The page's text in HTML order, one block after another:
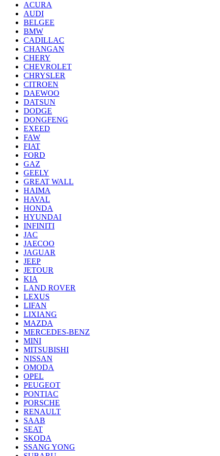
ACURA
AUDI
BELGEE
BMW
CADILLAC
CHANGAN
CHERY
CHEVROLET
CHRYSLER
CITROEN
DAEWOO
DATSUN
DODGE
DONGFENG
EXEED
FAW
FIAT
FORD
GAZ
GEELY
GREAT WALL
HAIMA
HAVAL
HONDA
HYUNDAI
INFINITI
JAC
JAECOO
JAGUAR
JEEP
JETOUR
KIA
LAND ROVER
LEXUS
LIFAN
LIXIANG
MAZDA
MERCEDES-BENZ
MINI
MITSUBISHI
NISSAN
OMODA
OPEL
PEUGEOT
PONTIAC
PORSCHE
RENAULT
SAAB
SEAT
SKODA
SSANG YONG